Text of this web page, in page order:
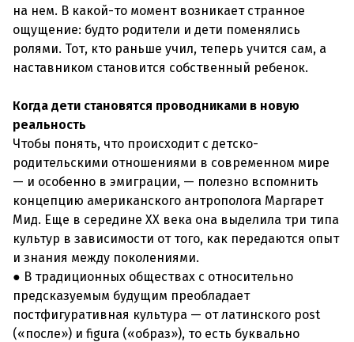
на нем. В какой-то момент возникает странное
ощущение: будто родители и дети поменялись
ролями. Тот, кто раньше учил, теперь учится сам, а
наставником становится собственный ребенок.
Когда дети становятся проводниками в новую
реальность
Чтобы понять, что происходит с детско-
родительскими отношениями в современном мире
— и особенно в эмиграции, — полезно вспомнить
концепцию американского антрополога Маргарет
Мид. Еще в середине XX века она выделила три типа
культур в зависимости от того, как передаются опыт
и знания между поколениями.
● В традиционных обществах с относительно
предсказуемым будущим преобладает
постфигуративная культура — от латинского post
(«после») и figura («образ»), то есть буквально